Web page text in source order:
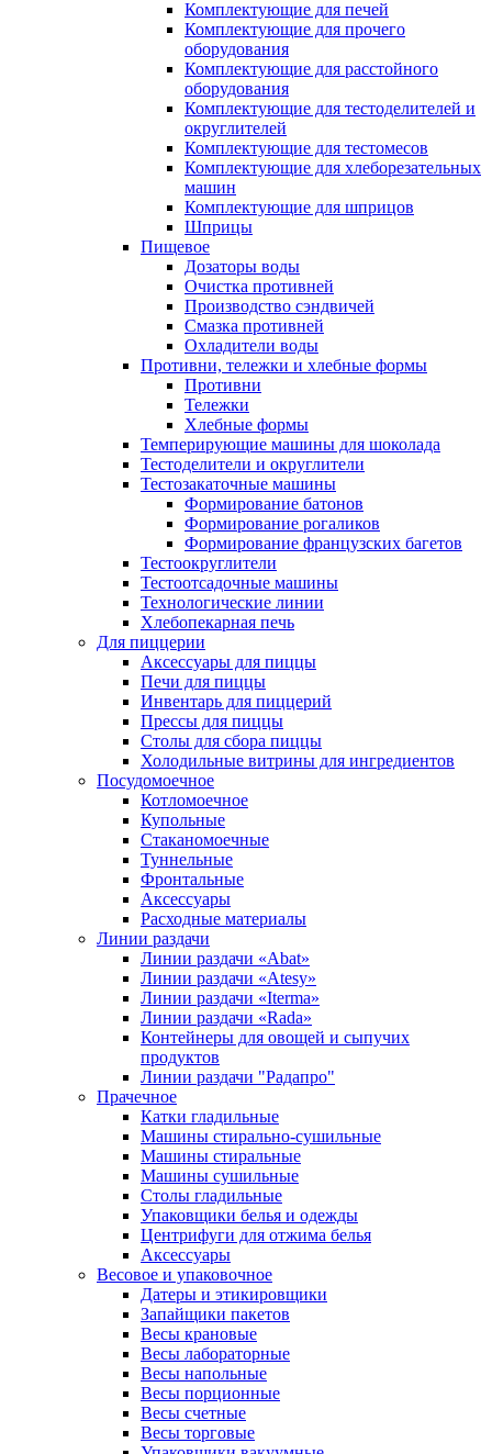
Комплектующие для печей
Комплектующие для прочего
оборудования
Комплектующие для расстойного
оборудования
Комплектующие для тестоделителей и
округлителей
Комплектующие для тестомесов
Комплектующие для хлеборезательных
машин
Комплектующие для шприцов
Шприцы
Пищевое
Дозаторы воды
Очистка противней
Производство сэндвичей
Смазка противней
Охладители воды
Противни, тележки и хлебные формы
Противни
Тележки
Хлебные формы
Темперирующие машины для шоколада
Тестоделители и округлители
Тестозакаточные машины
Формирование батонов
Формирование рогаликов
Формирование французских багетов
Тестоокруглители
Тестоотсадочные машины
Технологические линии
Хлебопекарная печь
Для пиццерии
Аксессуары для пиццы
Печи для пиццы
Инвентарь для пиццерий
Прессы для пиццы
Столы для сбора пиццы
Холодильные витрины для ингредиентов
Посудомоечное
Котломоечное
Купольные
Стаканомоечные
Туннельные
Фронтальные
Аксессуары
Расходные материалы
Линии раздачи
Линии раздачи «Abat»
Линии раздачи «Atesy»
Линии раздачи «Iterma»
Линии раздачи «Rada»
Контейнеры для овощей и сыпучих
продуктов
Линии раздачи "Радапро"
Прачечное
Катки гладильные
Машины стирально-сушильные
Машины стиральные
Машины сушильные
Столы гладильные
Упаковщики белья и одежды
Центрифуги для отжима белья
Аксессуары
Весовое и упаковочное
Датеры и этикировщики
Запайщики пакетов
Весы крановые
Весы лабораторные
Весы напольные
Весы порционные
Весы счетные
Весы торговые